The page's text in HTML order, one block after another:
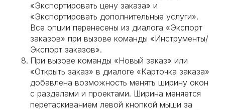
«Экспортировать цену заказа» и
«Экспортировать дополнительные услуги».
Все опции перенесены из диалога «Экспорт
заказов» при вызове команды «Инструменты/
Экспорт заказов».
При вызове команды «Новый заказ» или
«Открыть заказ» в диалоге «Карточка заказа»
добавлена возможность менять ширину окон
с разделами и проектами. Ширина меняется
перетаскиванием левой кнопкой мыши за